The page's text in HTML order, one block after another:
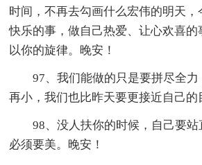
时间，不再去勾画什么宏伟的明天，
快乐的事，做自己热爱、让心欢喜的
以你的旋律。晚安！
97、我们能做的只是要拼尽全
再小，我们也比昨天要更接近自己的
98、没人扶你的时候，自己要
必须要美。晚安！